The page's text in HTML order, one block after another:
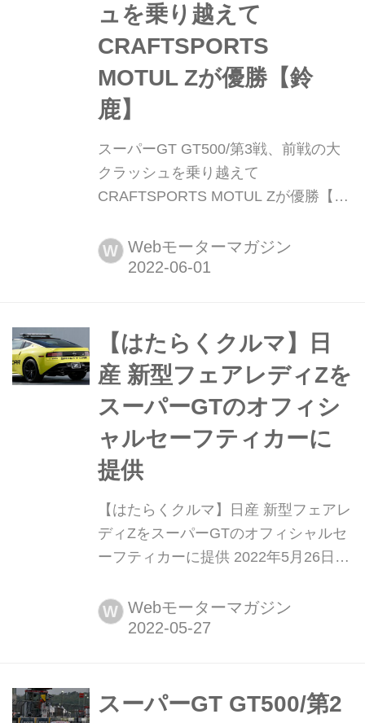
ュを乗り越えて
CRAFTSPORTS
MOTUL Zが優勝【鈴
鹿】
スーパーGT GT500/第3戦、前戦の大
クラッシュを乗り越えて
CRAFTSPORTS MOTUL Zが優勝【鈴
戦が鈴鹿サーキットで行われ、GT500
クラスは3号車CRAFTSPORTS
て、そして新型フェアレディZにとっ
て初のGT500制覇となった。2位には
17号車Astem...
W Webモーターマガジン
【はたらくクルマ】日
産 新型フェアレディZを
スーパーGTのオフィシ
ャルセーフティカーに
提供
【はたらくクルマ】日産 新型フェアレ
ディZをスーパーGTのオフィシャルセ
ーフティカーに提供 2022年5月26日、
ースポーツ&カスタマイジング(以下、
NMC)は、スーパーGTシリーズのセー
発表した。
W Webモーターマガジン
スーパーGT GT500/第2